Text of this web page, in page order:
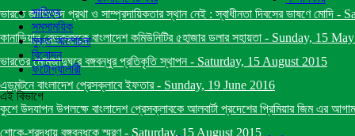
ভারতে জাতিভেদ প্রথা ও সাম্প্রদায়িকতার স্থান নেই : স্বাধীনতা দিবসের ভাষণে মোদি -
কানাডিয়ান রেডক্রসকে বাংলাদেশ কমিউনিটির ৫হাজার ডলার সহায়তা - Sunday, 15
ভারতের মোমজাদুঘরে বঙ্গবন্ধুর প্রতিকৃতি স্থাপন- Saturday, 15 August 2015
এডমন্টনে বাংলাদেশ প্রেসক্লাবে ইফতার- Sunday, 19 June 2016
কুশে উদযাপন উপলক্ষে বাংলাদেশ প্রেসক্লাবকে আলবার্টা প্রদেশের প্রিমিয়ার জিম এর আগাম
শোকে-শ্রদ্ধায় বঙ্গবন্ধুকে স্মরণ-Saturday, 15 August 2015
সাহিত্য
সমসাময়িক
মুক্ত আলোচনা
বিনোদন
ফটোগ্যালারী
এই বিভাগে